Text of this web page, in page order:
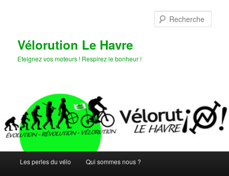
Vélorution Le Havre
Eteignez vos moteurs ! Respirez le bonheur !
principal
Les perles du vélo Qui sommes nous ?